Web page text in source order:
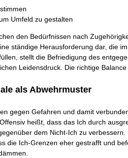
Umfeld zu gestalten
den Bedürfnissen nach
ständige Herausforderung dar, die
stellt die Befriedigung des
Leidensdruck. Die richtige
als Abwehrmuster
gegen Gefahren und damit
heißt, dass das Ich durch
dem Nicht-Ich zu verbessern.
die Ich-Grenzen eher gestrafft und